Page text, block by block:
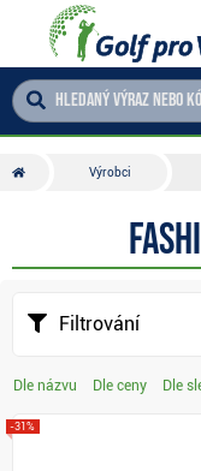
Výrobci
Filtrování
Dle názvu Dle ceny Dle
-31%